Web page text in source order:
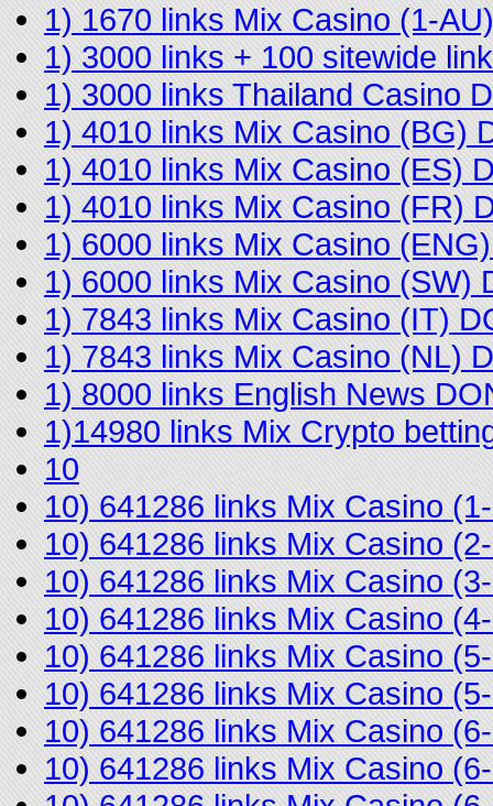
1) 1670 links Mix Casino (1-
1) 3000 links + 100 sitewide
1) 3000 links Thailand Casino
1) 4010 links Mix Casino (BG)
1) 4010 links Mix Casino (ES)
1) 4010 links Mix Casino (FR)
1) 6000 links Mix Casino
1) 6000 links Mix Casino (SW)
1) 7843 links Mix Casino (IT)
1) 7843 links Mix Casino (NL)
1) 8000 links English News
1)14980 links Mix Crypto
10
10) 641286 links Mix Casino
10) 641286 links Mix Casino
10) 641286 links Mix Casino
10) 641286 links Mix Casino
10) 641286 links Mix Casino
10) 641286 links Mix Casino
10) 641286 links Mix Casino
10) 641286 links Mix Casino